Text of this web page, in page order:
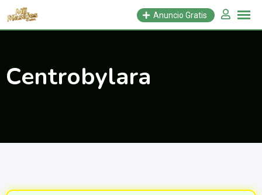
Saltar
Anuncio Gratis
Centrobylara